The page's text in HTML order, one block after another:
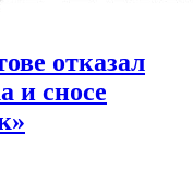
отказал
и сносе